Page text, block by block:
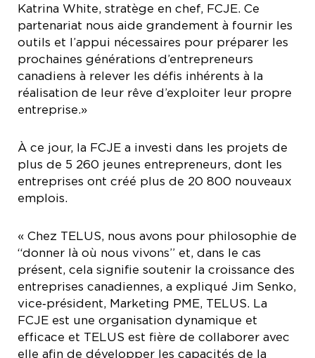
Katrina White, stratège en chef, FCJE. Ce
partenariat nous aide grandement à fournir les
outils et l’appui nécessaires pour préparer les
prochaines générations d’entrepreneurs
canadiens à relever les défis inhérents à la
réalisation de leur rêve d’exploiter leur propre
entreprise.»
À ce jour, la FCJE a investi dans les projets de
plus de 5 260 jeunes entrepreneurs, dont les
entreprises ont créé plus de 20 800 nouveaux
emplois.
« Chez TELUS, nous avons pour philosophie de
“donner là où nous vivons” et, dans le cas
présent, cela signifie soutenir la croissance des
entreprises canadiennes, a expliqué Jim Senko,
vice‑président, Marketing PME, TELUS. La
FCJE est une organisation dynamique et
efficace et TELUS est fière de collaborer avec
elle afin de développer les capacités de la